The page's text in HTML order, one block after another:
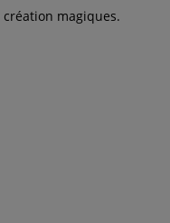
magiques.